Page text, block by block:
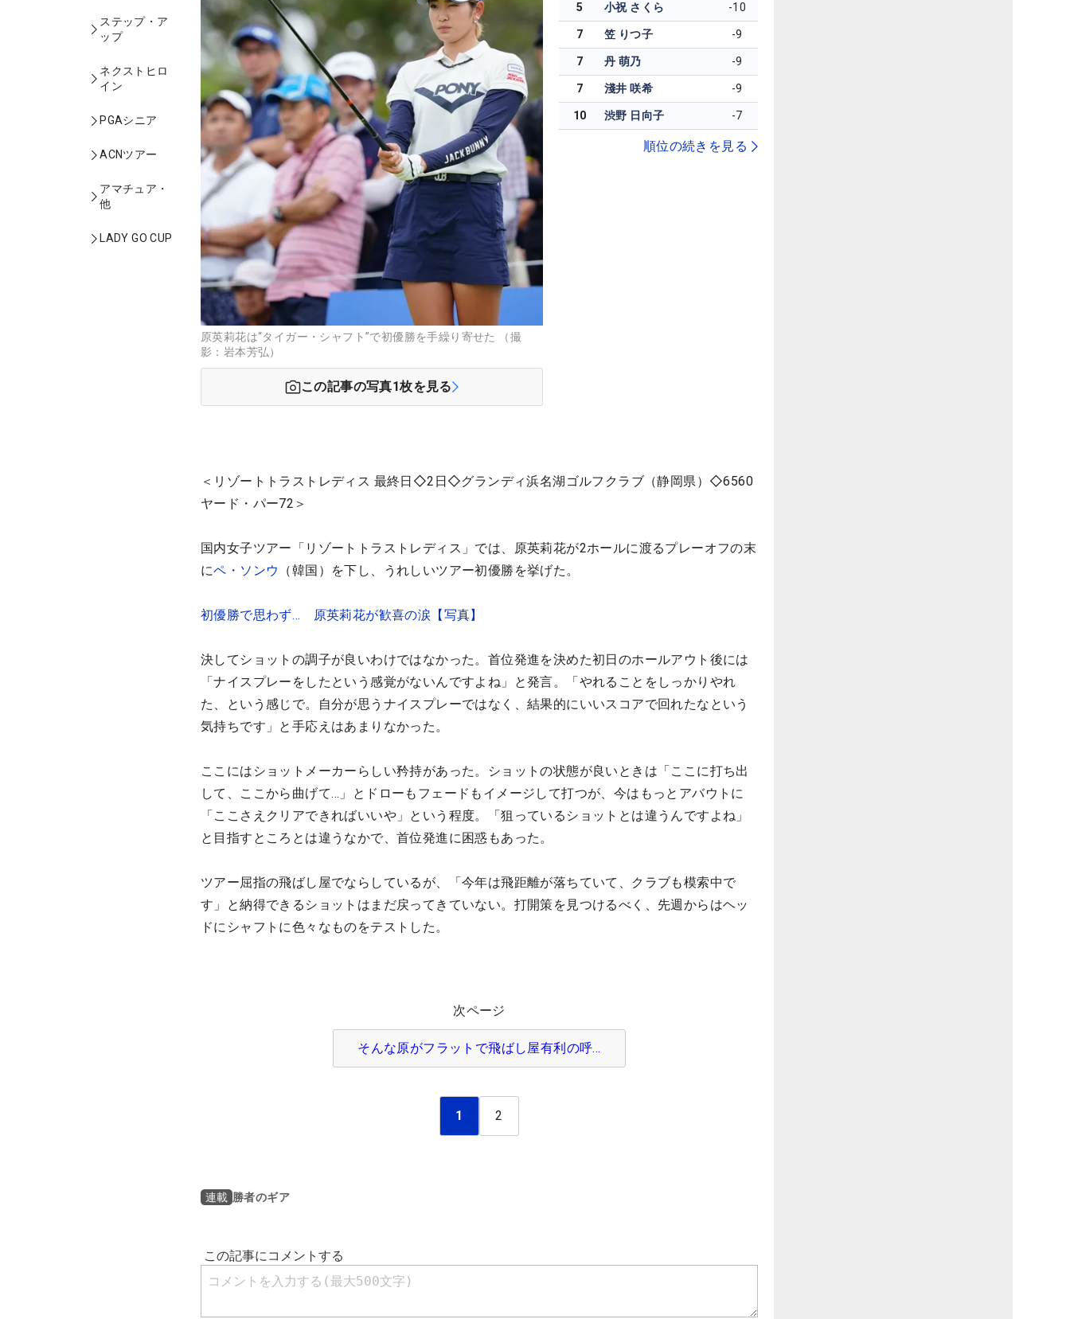
ステップ・ア
ップ
ネクストヒロ
イン
PGAシニア
ACNツアー
アマチュア・
他
LADY GO CUP
原英莉花は“タイガー・シャフト”で初優勝を手繰り寄せた （撮
影：岩本芳弘）
この記事の写真1枚を見る
5 小祝 さくら -10
7 笠 りつ子 -9
7 丹 萌乃 -9
7 淺井 咲希 -9
10 渋野 日向子 -7
順位の続きを見る
＜リゾートトラストレディス 最終日◇2日◇グランディ浜名湖ゴルフクラブ（静岡県）◇6560
ヤード・パー72＞
国内女子ツアー「リゾートトラストレディス」では、原英莉花が2ホールに渡るプレーオフの末
にペ・ソンウ （韓国）を下し、うれしいツアー初優勝を挙げた。
初優勝で思わず… 原英莉花が歓喜の涙【写真】
決してショットの調子が良いわけではなかった。首位発進を決めた初日のホールアウト後には
「ナイスプレーをしたという感覚がないんですよね」と発言。「やれることをしっかりやれ
た、という感じで。自分が思うナイスプレーではなく、結果的にいいスコアで回れたなという
気持ちです」と手応えはあまりなかった。
ここにはショットメーカーらしい矜持があった。ショットの状態が良いときは「ここに打ち出
して、ここから曲げて…」とドローもフェードもイメージして打つが、今はもっとアバウトに
「ここさえクリアできればいいや」という程度。「狙っているショットとは違うんですよね」
と目指すところとは違うなかで、首位発進に困惑もあった。
ツアー屈指の飛ばし屋でならしているが、「今年は飛距離が落ちていて、クラブも模索中で
す」と納得できるショットはまだ戻ってきていない。打開策を見つけるべく、先週からはヘッ
ドにシャフトに色々なものをテストした。
次ページ
そんな原がフラットで飛ばし屋有利の呼…
1 2
連載 勝者のギア